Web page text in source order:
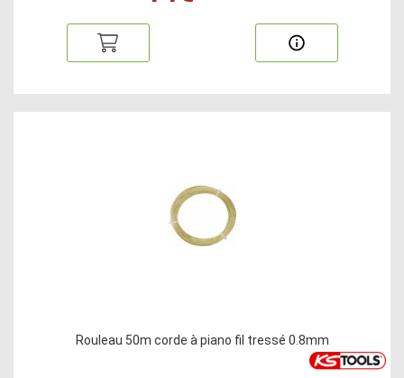
Rouleau 50m corde à piano fil tressé 0.8mm